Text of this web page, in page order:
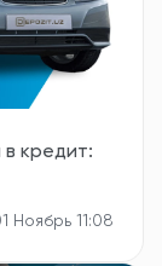
кредит:
Ноябрь 11:08